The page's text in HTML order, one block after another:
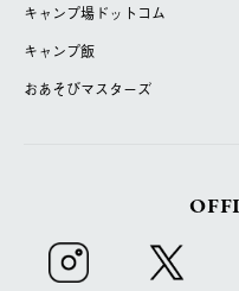
キャンプ場ドットコム
キャンプ飯
おあそびマスターズ